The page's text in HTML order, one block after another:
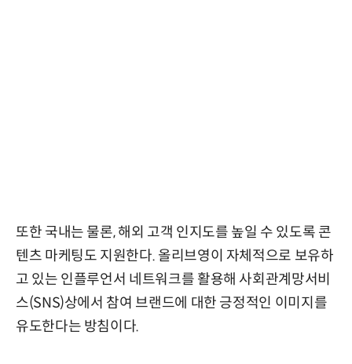
또한 국내는 물론, 해외 고객 인지도를 높일 수 있도록 콘
텐츠 마케팅도 지원한다. 올리브영이 자체적으로 보유하
고 있는 인플루언서 네트워크를 활용해 사회관계망서비
스(SNS)상에서 참여 브랜드에 대한 긍정적인 이미지를
유도한다는 방침이다.